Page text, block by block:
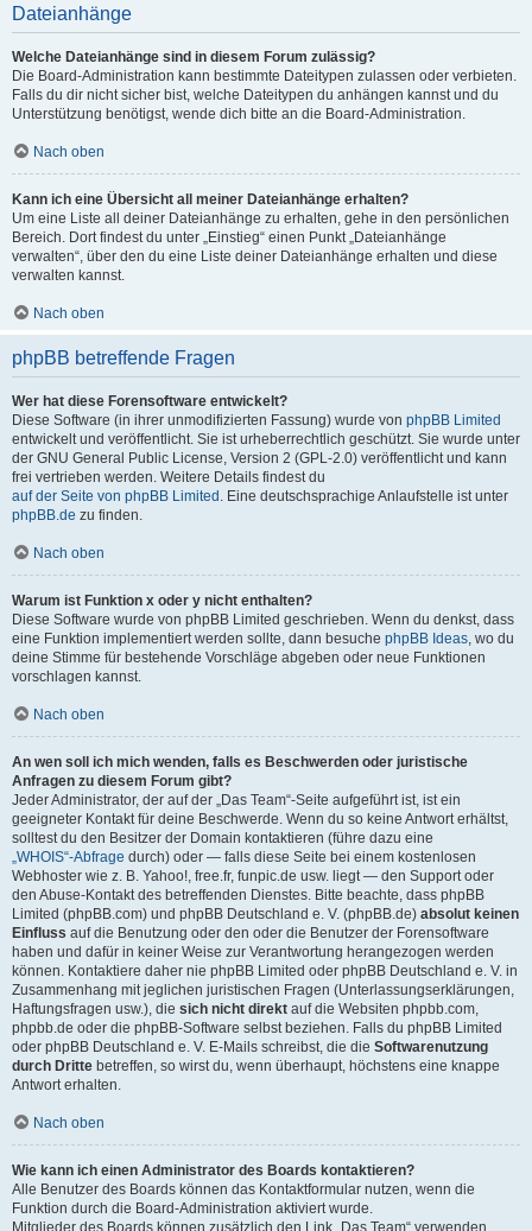
Dateianhänge
Welche Dateianhänge sind in diesem Forum zulässig?
Die Board-Administration kann bestimmte Dateitypen zulassen oder verbieten.
Falls du dir nicht sicher bist, welche Dateitypen du anhängen kannst und du
Unterstützung benötigst, wende dich bitte an die Board-Administration.
Nach oben
Kann ich eine Übersicht all meiner Dateianhänge erhalten?
Um eine Liste all deiner Dateianhänge zu erhalten, gehe in den persönlichen
Bereich. Dort findest du unter „Einstieg“ einen Punkt „Dateianhänge
verwalten“, über den du eine Liste deiner Dateianhänge erhalten und diese
verwalten kannst.
Nach oben
phpBB betreffende Fragen
Wer hat diese Forensoftware entwickelt?
Diese Software (in ihrer unmodifizierten Fassung) wurde von phpBB Limited
entwickelt und veröffentlicht. Sie ist urheberrechtlich geschützt. Sie wurde unter
der GNU General Public License, Version 2 (GPL-2.0) veröffentlicht und kann
frei vertrieben werden. Weitere Details findest du
auf der Seite von phpBB Limited . Eine deutschsprachige Anlaufstelle ist unter
phpBB.de zu finden.
Nach oben
Warum ist Funktion x oder y nicht enthalten?
Diese Software wurde von phpBB Limited geschrieben. Wenn du denkst, dass
eine Funktion implementiert werden sollte, dann besuche phpBB Ideas, wo du
deine Stimme für bestehende Vorschläge abgeben oder neue Funktionen
vorschlagen kannst.
Nach oben
An wen soll ich mich wenden, falls es Beschwerden oder juristische
Anfragen zu diesem Forum gibt?
Jeder Administrator, der auf der „Das Team“-Seite aufgeführt ist, ist ein
geeigneter Kontakt für deine Beschwerde. Wenn du so keine Antwort erhältst,
solltest du den Besitzer der Domain kontaktieren (führe dazu eine
„WHOIS“-Abfrage durch) oder — falls diese Seite bei einem kostenlosen
Webhoster wie z. B. Yahoo!, free.fr, funpic.de usw. liegt — den Support oder
den Abuse-Kontakt des betreffenden Dienstes. Bitte beachte, dass phpBB
Limited (phpBB.com) und phpBB Deutschland e. V. (phpBB.de) absolut keinen
Einfluss auf die Benutzung oder den oder die Benutzer der Forensoftware
haben und dafür in keiner Weise zur Verantwortung herangezogen werden
können. Kontaktiere daher nie phpBB Limited oder phpBB Deutschland e. V. in
Zusammenhang mit jeglichen juristischen Fragen (Unterlassungserklärungen,
Haftungsfragen usw.), die sich nicht direkt auf die Websiten phpbb.com,
phpbb.de oder die phpBB-Software selbst beziehen. Falls du phpBB Limited
oder phpBB Deutschland e. V. E-Mails schreibst, die die Softwarenutzung
durch Dritte betreffen, so wirst du, wenn überhaupt, höchstens eine knappe
Antwort erhalten.
Nach oben
Wie kann ich einen Administrator des Boards kontaktieren?
Alle Benutzer des Boards können das Kontaktformular nutzen, wenn die
Funktion durch die Board-Administration aktiviert wurde.
Mitglieder des Boards können zusätzlich den Link „Das Team“ verwenden.